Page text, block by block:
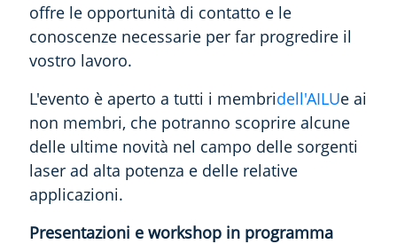
offre le opportunità di contatto e le
conoscenze necessarie per far progredire il
vostro lavoro.
L'evento è aperto a tutti i membridell'AILUe ai
non membri, che potranno scoprire alcune
delle ultime novità nel campo delle sorgenti
laser ad alta potenza e delle relative
applicazioni.
Presentazioni e workshop in programma